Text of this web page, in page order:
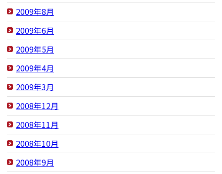
2009年8月
2009年6月
2009年5月
2009年4月
2009年3月
2008年12月
2008年11月
2008年10月
2008年9月